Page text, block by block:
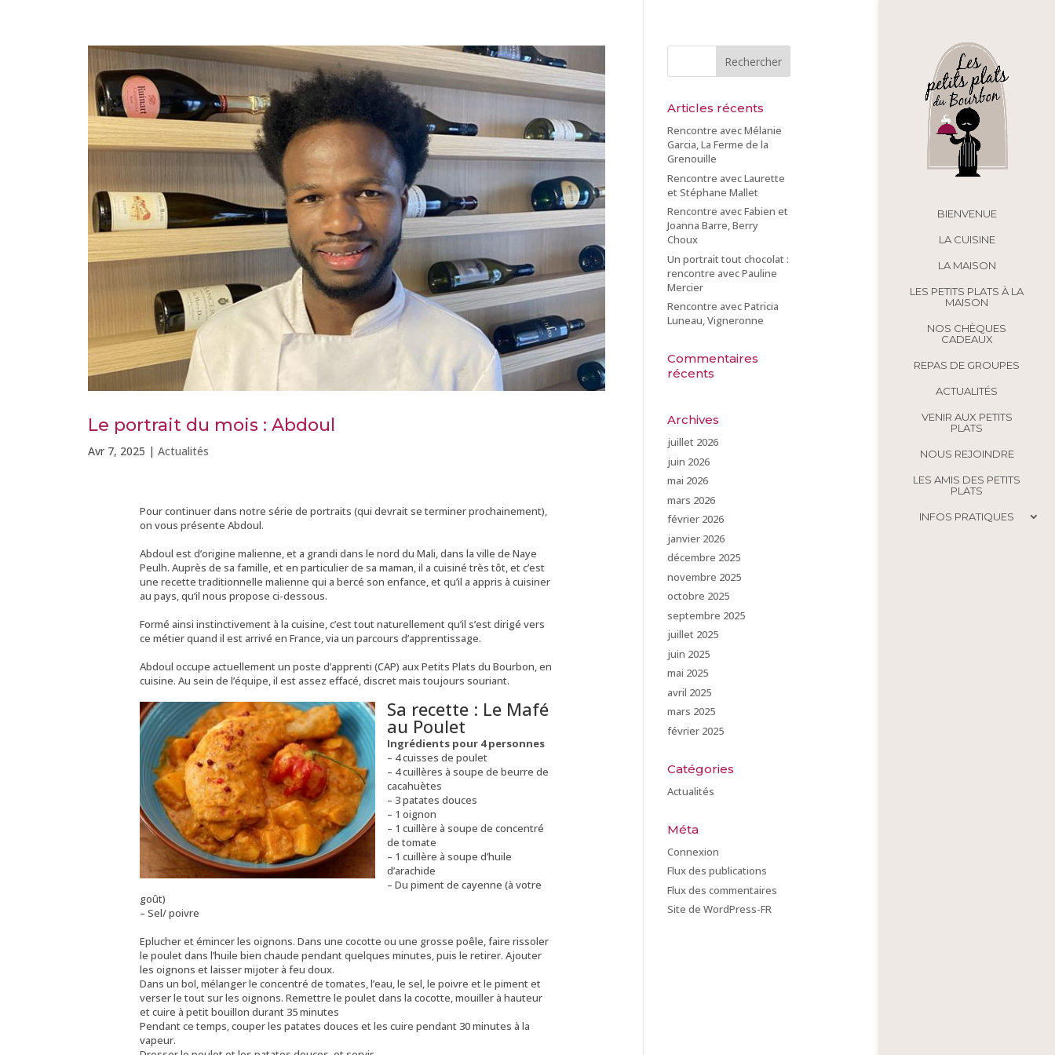
BIENVENUE
LA CUISINE
LA MAISON
LES PETITS PLATS À LA
MAISON
NOS CHÈQUES
CADEAUX
REPAS DE GROUPES
ACTUALITÉS
VENIR AUX PETITS
PLATS
NOUS REJOINDRE
LES AMIS DES PETITS
PLATS
INFOS PRATIQUES
Le portrait du mois : Abdoul
Avr 7, 2025 | Actualités
Pour continuer dans notre série de portraits (qui devrait se terminer prochainement),
on vous présente Abdoul.
Abdoul est d’origine malienne, et a grandi dans le nord du Mali, dans la ville de Naye
Peulh. Auprès de sa famille, et en particulier de sa maman, il a cuisiné très tôt, et c’est
une recette traditionnelle malienne qui a bercé son enfance, et qu’il a appris à cuisiner
au pays, qu’il nous propose ci-dessous.
Formé ainsi instinctivement à la cuisine, c’est tout naturellement qu’il s’est dirigé vers
ce métier quand il est arrivé en France, via un parcours d’apprentissage.
Abdoul occupe actuellement un poste d’apprenti (CAP) aux Petits Plats du Bourbon, en
cuisine. Au sein de l’équipe, il est assez effacé, discret mais toujours souriant.
Sa recette : Le Mafé
au Poulet
Ingrédients pour 4 personnes
– 4 cuisses de poulet
– 4 cuillères à soupe de beurre de
cacahuètes
– 3 patates douces
– 1 oignon
– 1 cuillère à soupe de concentré
de tomate
– 1 cuillère à soupe d’huile
d’arachide
– Du piment de cayenne (à votre
goût)
– Sel/ poivre
Eplucher et émincer les oignons. Dans une cocotte ou une grosse poêle, faire rissoler
le poulet dans l’huile bien chaude pendant quelques minutes, puis le retirer. Ajouter
les oignons et laisser mijoter à feu doux.
Dans un bol, mélanger le concentré de tomates, l’eau, le sel, le poivre et le piment et
verser le tout sur les oignons. Remettre le poulet dans la cocotte, mouiller à hauteur
et cuire à petit bouillon durant 35 minutes
Pendant ce temps, couper les patates douces et les cuire pendant 30 minutes à la
vapeur.
Articles récents
Rencontre avec Mélanie
Garcia, La Ferme de la
Grenouille
Rencontre avec Laurette
et Stéphane Mallet
Rencontre avec Fabien et
Joanna Barre, Berry
Choux
Un portrait tout chocolat :
rencontre avec Pauline
Mercier
Rencontre avec Patricia
Luneau, Vigneronne
Commentaires
récents
Archives
juillet 2026
juin 2026
mai 2026
mars 2026
février 2026
janvier 2026
décembre 2025
novembre 2025
octobre 2025
septembre 2025
juillet 2025
juin 2025
mai 2025
avril 2025
mars 2025
février 2025
Catégories
Actualités
Méta
Connexion
Flux des publications
Flux des commentaires
Site de WordPress-FR